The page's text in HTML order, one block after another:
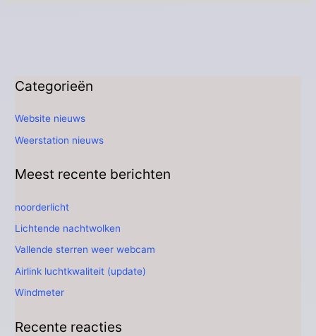
Categorieën
Website nieuws
Weerstation nieuws
Meest recente berichten
noorderlicht
Lichtende nachtwolken
Vallende sterren weer webcam
Airlink luchtkwaliteit (update)
Windmeter
Recente reacties